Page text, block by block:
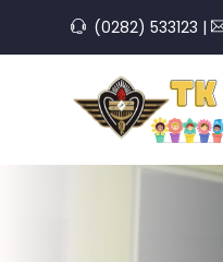
(0282) 533123 |